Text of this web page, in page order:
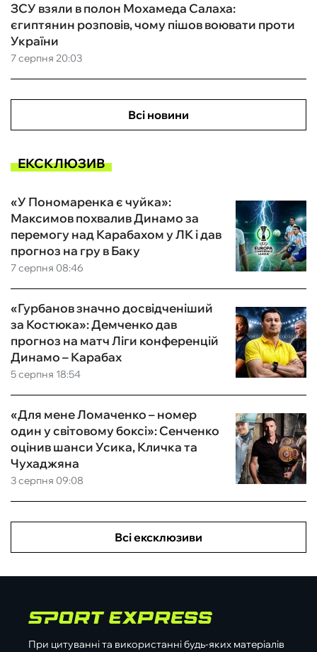
7 серпня 20:03
ЗСУ взяли в полон Мохамеда Салаха:
єгиптянин розповів, чому пішов воювати проти
України
Всі новини
ЕКСКЛЮЗИВ
7 серпня 08:46
«У Пономаренка є чуйка»:
Максимов похвалив Динамо за
перемогу над Карабахом у ЛК і дав
прогноз на гру в Баку
5 серпня 18:54
«Гурбанов значно досвідченіший
за Костюка»: Демченко дав
прогноз на матч Ліги конференцій
Динамо – Карабах
3 серпня 09:08
«Для мене Ломаченко – номер
один у світовому боксі»: Сенченко
оцінив шанси Усика, Кличка та
Чухаджяна
Всі ексклюзиви
При цитуванні та використанні будь-яких матеріалів